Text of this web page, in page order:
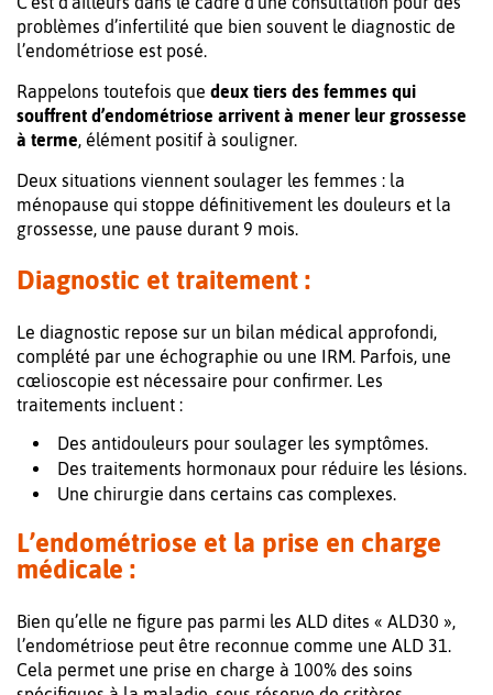
problèmes d’infertilité que bien souvent le diagnostic de
l’endométriose est posé.
Rappelons toutefois que deux tiers des femmes qui
souffrent d’endométriose arrivent à mener leur grossesse
à terme, élément positif à souligner.
Deux situations viennent soulager les femmes : la
ménopause qui stoppe définitivement les douleurs et la
grossesse, une pause durant 9 mois.
Diagnostic et traitement :
Le diagnostic repose sur un bilan médical approfondi,
complété par une échographie ou une IRM. Parfois, une
cœlioscopie est nécessaire pour confirmer. Les
traitements incluent :
Des antidouleurs pour soulager les symptômes.
Des traitements hormonaux pour réduire les lésions.
Une chirurgie dans certains cas complexes.
L’endométriose et la prise en charge
médicale :
Bien qu’elle ne figure pas parmi les ALD dites « ALD30 »,
l’endométriose peut être reconnue comme une ALD 31.
Cela permet une prise en charge à 100% des soins